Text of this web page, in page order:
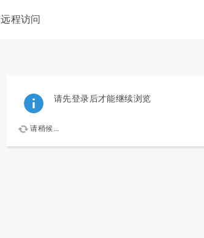
远程访问
请先登录后才能继续浏览
请稍候...